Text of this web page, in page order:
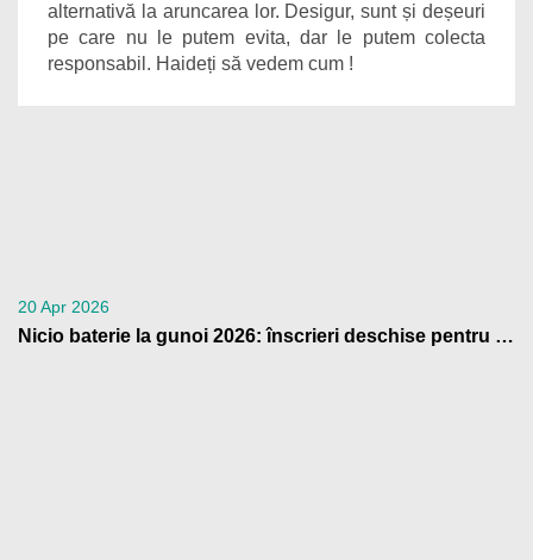
alternativă la aruncarea lor. Desigur, sunt și deșeuri
pe care nu le putem evita, dar le putem colecta
responsabil. Haideți să vedem cum !
20 Apr 2026
Nicio baterie la gunoi 2026: înscrieri deschise pentru școli